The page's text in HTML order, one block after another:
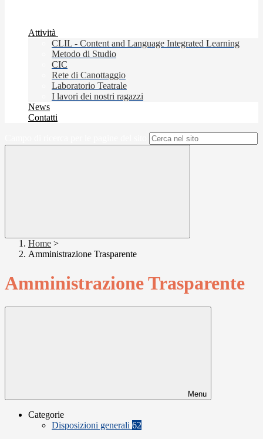
Attività
CLIL - Content and Language Integrated Learning
Metodo di Studio
CIC
Rete di Canottaggio
Laboratorio Teatrale
I lavori dei nostri ragazzi
News
Contatti
Home >
Amministrazione Trasparente
Amministrazione Trasparente
Menu
Categorie
Disposizioni generali 62